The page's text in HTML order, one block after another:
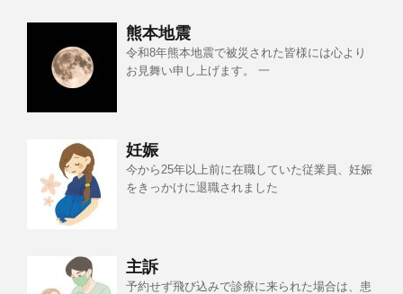
熊本地震
令和8年熊本地震で被災された皆様には心より
お見舞い申し上げます。 一
妊娠
今から25年以上前に在職していた従業員、妊娠
をきっかけに退職されました
主訴
予約せず飛び込みで診療に来られた場合は、患